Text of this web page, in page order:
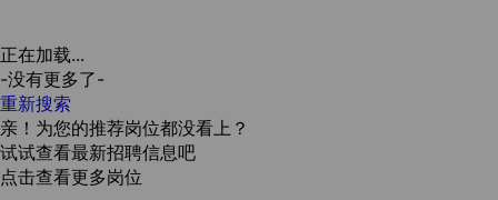
正在加载...
-没有更多了-
重新搜索
亲！为您的推荐岗位都没看上？
试试查看最新招聘信息吧
点击查看更多岗位